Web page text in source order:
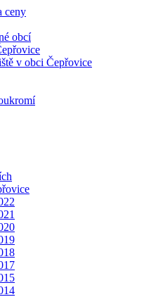
ceny
obcí
v obci Čepřovice